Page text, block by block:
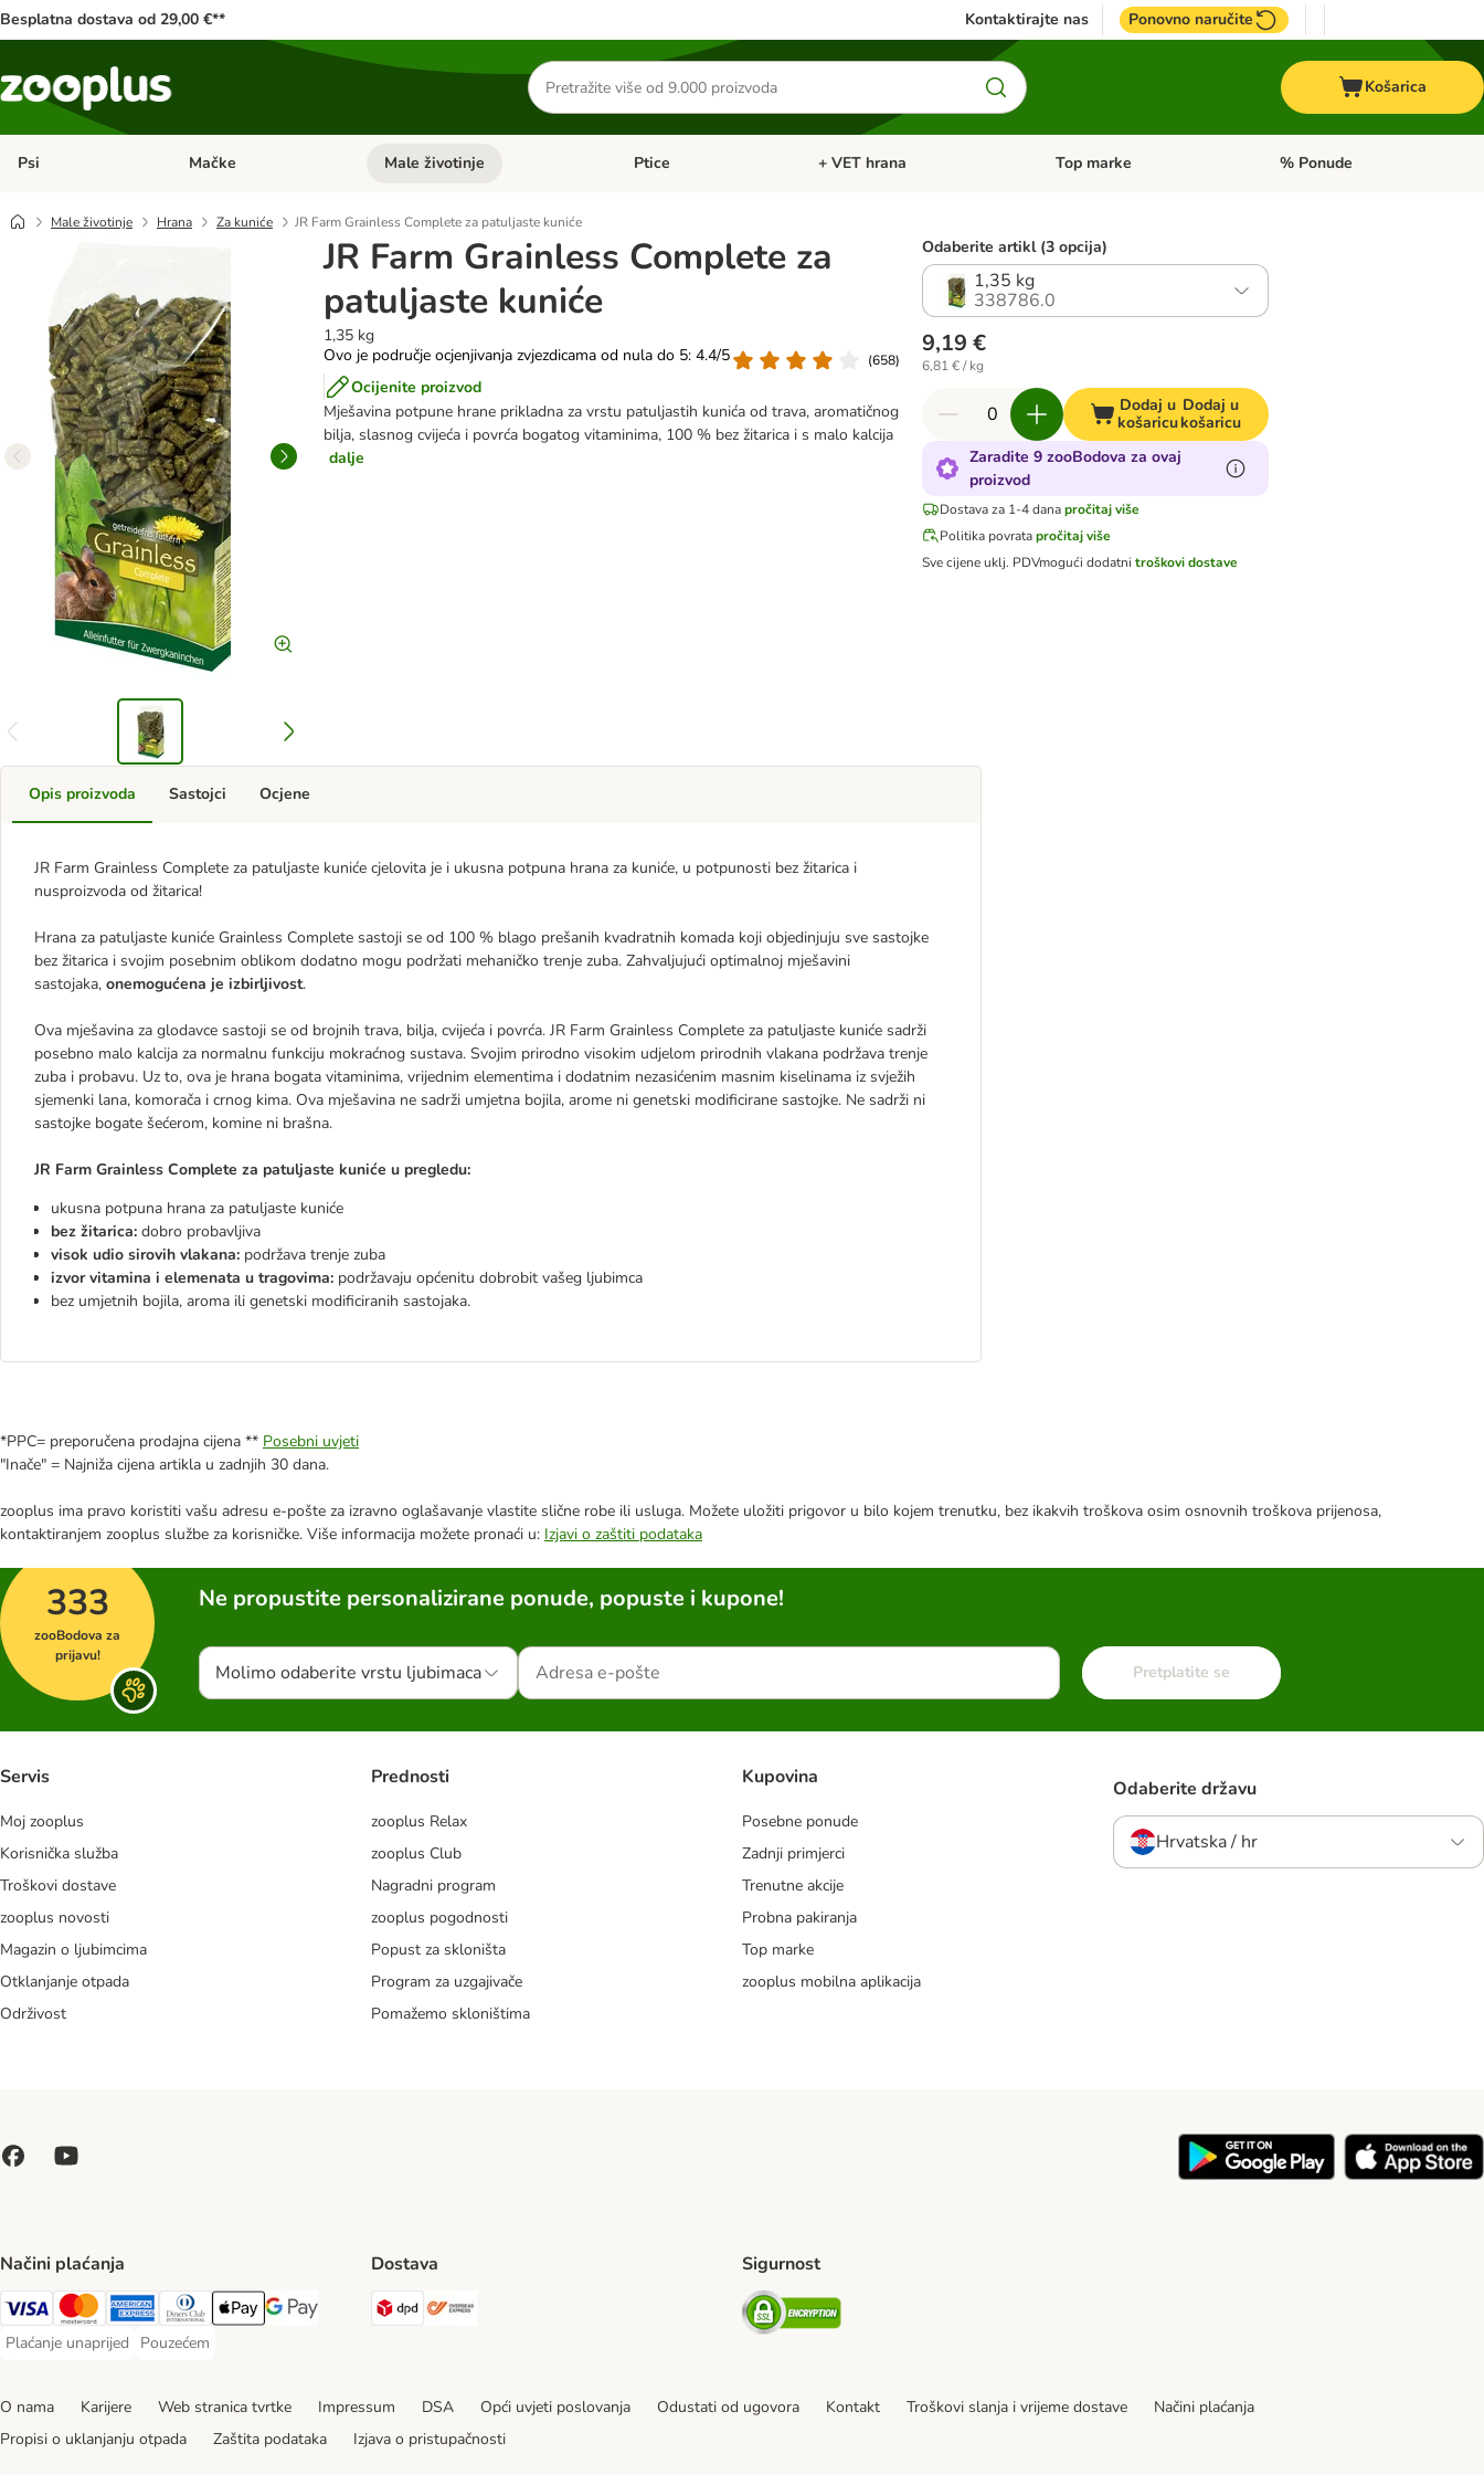
Besplatna dostava od 29,00 €** Kontaktirajte nas Ponovno naručite
Traži
proizvode
Košarica
Psi Pregled kategorija: Psi
Mačke Pregled kategorija: Mačke
Male životinje Pregled kategorija: Male životinje
Ptice Pregled kategorija: Ptice
+ VET hrana Pregled kategorija: + VET hrana
Top marke Pregled kategorija: Top marke
% Ponude
Male životinje Hrana Za kuniće JR Farm Grainless Complete za patuljaste kuniće
JR Farm Grainless Complete za
patuljaste kuniće
1,35 kg
Ovo je područje ocjenjivanja zvjezdicama od nula do 5: 4.4/5
(658)
Ocijenite proizvod
Mješavina potpune hrane prikladna za vrstu patuljastih kunića od trava, aromatičnog
bilja, slasnog cvijeća i povrća bogatog vitaminima, 100 % bez žitarica i s malo kalcija
dalje
Odaberite artikl (3 opcija)
1,35 kg
338786.0
9,19 €
6,81 € / kg
Dodaj u
košaricu
Dodaj u
košaricu
Zaradite 9 zooBodova za ovaj
proizvod
Dostava za 1-4 dana pročitaj više
Politika povrata pročitaj više
Sve cijene uklj. PDVmogući dodatni troškovi dostave
Opis proizvoda
JR Farm Grainless Complete za patuljaste kuniće cjelovita je i ukusna potpuna hrana za kuniće, u potpunosti bez žitarica i
nusproizvoda od žitarica!
Hrana za patuljaste kuniće Grainless Complete sastoji se od 100 % blago prešanih kvadratnih komada koji objedinjuju sve sastojke
bez žitarica i svojim posebnim oblikom dodatno mogu podržati mehaničko trenje zuba. Zahvaljujući optimalnoj mješavini
sastojaka, onemogućena je izbirljivost.
Ova mješavina za glodavce sastoji se od brojnih trava, bilja, cvijeća i povrća. JR Farm Grainless Complete za patuljaste kuniće sadrži
posebno malo kalcija za normalnu funkciju mokraćnog sustava. Svojim prirodno visokim udjelom prirodnih vlakana podržava trenje
zuba i probavu. Uz to, ova je hrana bogata vitaminima, vrijednim elementima i dodatnim nezasićenim masnim kiselinama iz svježih
sjemenki lana, komorača i crnog kima. Ova mješavina ne sadrži umjetna bojila, arome ni genetski modificirane sastojke. Ne sadrži ni
sastojke bogate šećerom, komine ni brašna.
JR Farm Grainless Complete za patuljaste kuniće u pregledu:
ukusna potpuna hrana za patuljaste kuniće
bez žitarica: dobro probavljiva
visok udio sirovih vlakana: podržava trenje zuba
izvor vitamina i elemenata u tragovima: podržavaju općenitu dobrobit vašeg ljubimca
bez umjetnih bojila, aroma ili genetski modificiranih sastojaka.
Sastojci Ocjene
*PPC= preporučena prodajna cijena ** Posebni uvjeti
"Inače" = Najniža cijena artikla u zadnjih 30 dana.
zooplus ima pravo koristiti vašu adresu e-pošte za izravno oglašavanje vlastite slične robe ili usluga. Možete uložiti prigovor u bilo kojem trenutku, bez ikakvih troškova osim osnovnih troškova prijenosa,
kontaktiranjem zooplus službe za korisničke. Više informacija možete pronaći u: Izjavi o zaštiti podataka
333
zooBodova za
prijavu!
Ne propustite personalizirane ponude, popuste i kupone!
Molimo odaberite vrstu ljubimaca Pretplatite se
Servis
Moj zooplus
Korisnička služba
Troškovi dostave
zooplus novosti
Magazin o ljubimcima
Otklanjanje otpada
Održivost
Prednosti
zooplus Relax
zooplus Club
Nagradni program
zooplus pogodnosti
Popust za skloništa
Program za uzgajivače
Pomažemo skloništima
Kupovina
Posebne ponude
Zadnji primjerci
Trenutne akcije
Probna pakiranja
Top marke
zooplus mobilna aplikacija
Odaberite državu
Hrvatska / hr
Načini plaćanja
Visa Payment Method
MasterCard Payment Method
American Express Payment Method
Diners Club Payment Method
Payment MethodGoogle pay Payment Method
Plaćanje unaprijed
Plaćanje unaprijed Payment Method
Pouzećem
Pouzećem Payment Method
Dostava
DPD Shipping Method
Sigurnost
Security
O nama Karijere Web stranica tvrtke Impressum DSA Opći uvjeti poslovanja Odustati od ugovora Kontakt Troškovi slanja i vrijeme dostave
Načini plaćanja
Propisi o uklanjanju otpada
Zaštita podataka Izjava o pristupačnosti